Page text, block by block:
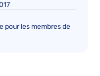
pour les membres de